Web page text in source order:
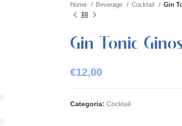
Home Beverage Cocktail Gin
Gin Tonic
€12,00
Categoria: Cocktail